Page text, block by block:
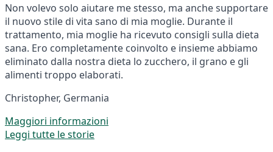
Non volevo solo aiutare me stesso, ma anche supportare
il nuovo stile di vita sano di mia moglie. Durante il
trattamento, mia moglie ha ricevuto consigli sulla dieta
sana. Ero completamente coinvolto e insieme abbiamo
eliminato dalla nostra dieta lo zucchero, il grano e gli
alimenti troppo elaborati.
Christopher, Germania
Maggiori informazioni
Leggi tutte le storie